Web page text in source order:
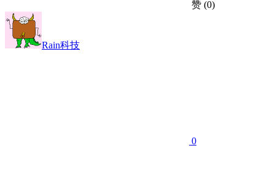
赞 (0)
Rain科技
0